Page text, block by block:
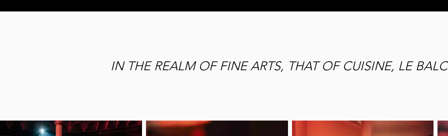
IN THE REALM OF FINE ARTS, THAT OF CUISINE, LE